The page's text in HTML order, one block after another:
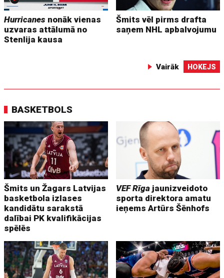
Hurricanes nonāk vienas
uzvaras attālumā no
Stenlija kausa
Šmits vēl pirms drafta
saņem NHL apbalvojumu
Vairāk HOKEJS
BASKETBOLS
Šmits un Žagars Latvijas
basketbola izlases
kandidātu sarakstā
dalībai PK kvalifikācijas
spēlēs
VEF Rīga jaunizveidoto
sporta direktora amatu
ieņems Artūrs Šēnhofs